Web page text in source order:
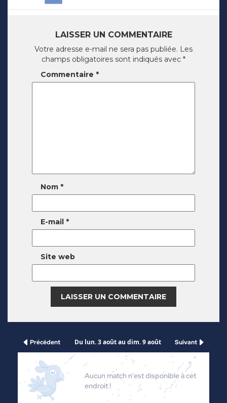
LAISSER UN COMMENTAIRE
Votre adresse e-mail ne sera pas publiée. Les
champs obligatoires sont indiqués avec *
Commentaire *
Nom *
E-mail *
Site web